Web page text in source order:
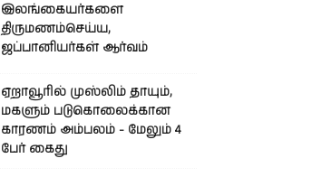
இலங்கையர்களை
திருமணம்செய்ய,
ஜப்பானியர்கள் ஆர்வம்
ஏறாவூரில் முஸ்லிம் தாயும்,
மகளும் படுகொலைக்கான
காரணம் அம்பலம் - மேலும் 4
பேர் கைது